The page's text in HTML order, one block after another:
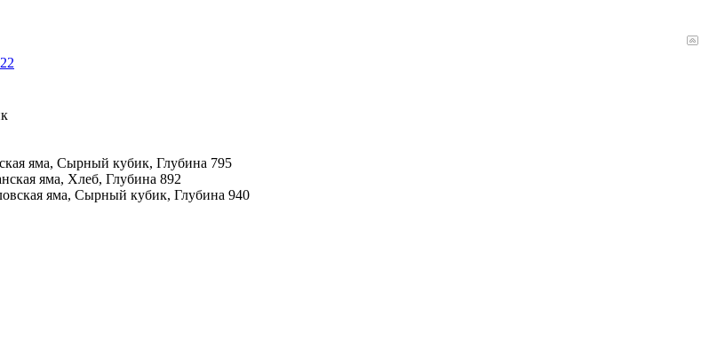
яма, Сырный кубик, Глубина 795
яма, Хлеб, Глубина 892
яма, Сырный кубик, Глубина 940